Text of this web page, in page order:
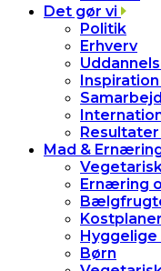
Det gør vi
Politik
Erhverv
Mad &
Ernæring
Kostplaner
Børn